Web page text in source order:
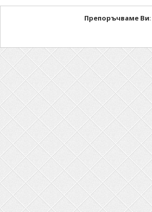
Препоръчваме Ви: